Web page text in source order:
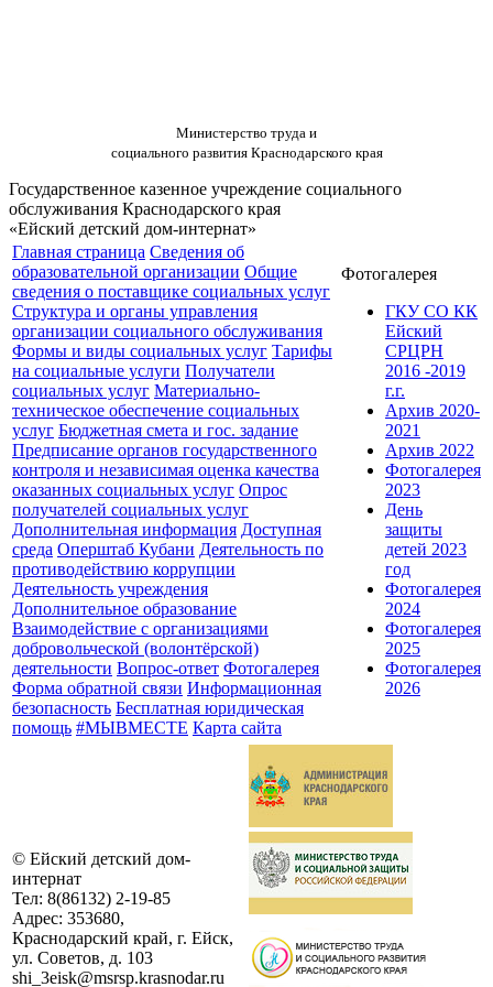
Министерство труда и
социального развития Краснодарского края
Государственное казенное учреждение социального
обслуживания Краснодарского края
«Ейский детский дом-интернат»
Главная страница Сведения об
образовательной организации Общие
сведения о поставщике социальных услуг
Структура и органы управления
организации социального обслуживания
Формы и виды социальных услуг Тарифы
на социальные услуги Получатели
социальных услуг Материально-
техническое обеспечение социальных
услуг Бюджетная смета и гос. задание
Предписание органов государственного
контроля и независимая оценка качества
оказанных социальных услуг Опрос
получателей социальных услуг
Дополнительная информация Доступная
среда Оперштаб Кубани Деятельность по
противодействию коррупции
Деятельность учреждения
Дополнительное образование
Взаимодействие с организациями
добровольческой (волонтёрской)
деятельности Вопрос-ответ Фотогалерея
Форма обратной связи Информационная
безопасность Бесплатная юридическая
помощь #МЫВМЕСТЕ Карта сайта
Фотогалерея
ГКУ СО КК
Ейский
СРЦРН
2016 -2019
г.г.
Архив 2020-
2021
Архив 2022
Фотогалерея
2023
День
защиты
детей 2023
год
Фотогалерея
2024
Фотогалерея
2025
Фотогалерея
2026
© Ейский детский дом-
интернат
Тел: 8(86132) 2-19-85
Адрес: 353680,
Краснодарский край, г. Ейск,
ул. Советов, д. 103
shi_3eisk@msrsp.krasnodar.ru